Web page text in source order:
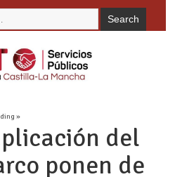
»
del
ponen de